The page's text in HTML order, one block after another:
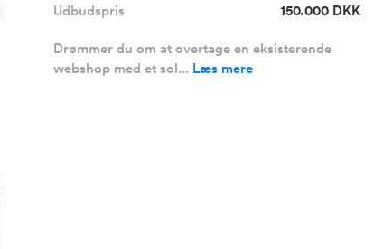
Udbudspris
150.000 DKK
Drømmer du om at overtage en eksisterende
webshop med et sol... Læs mere